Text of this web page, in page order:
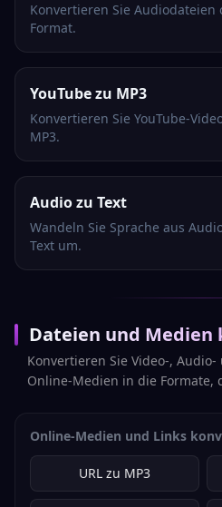
Konvertieren Sie Audiodateien
Format.
YouTube zu MP3
Konvertieren Sie YouTube-
MP3.
Audio zu Text
Wandeln Sie Sprache aus
Text um.
Dateien und Medien
Konvertieren Sie Video-,
Online-Medien in die Formate,
Online-Medien und Links
URL zu MP3